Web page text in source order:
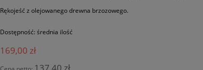
Rękojeść z olejowanego drewna brzozowego.
Dostępność: średnia ilość
169,00 zł
137,40 zł